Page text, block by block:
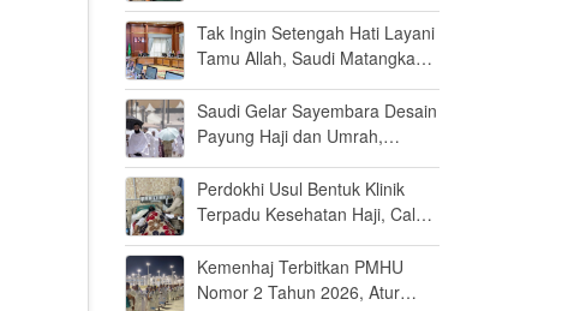
Persen di MK
Tak Ingin Setengah Hati Layani
Tamu Allah, Saudi Matangkan
Saudi Gelar Sayembara Desain
Payung Haji dan Umrah,
Berpartisipasi
Perdokhi Usul Bentuk Klinik
Terpadu Kesehatan Haji, Calon
Fit to Fly
Kemenhaj Terbitkan PMHU
Nomor 2 Tahun 2026, Atur